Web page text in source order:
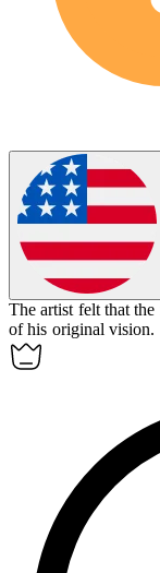
The artist felt that
of his original vision.